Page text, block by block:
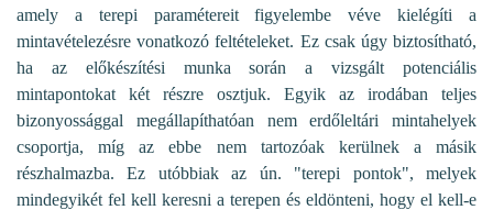
amely a terepi paramétereit figyelembe véve kielégíti a
mintavételezésre vonatkozó feltételeket. Ez csak úgy biztosítható,
ha az előkészítési munka során a vizsgált potenciális
mintapontokat két részre osztjuk. Egyik az irodában teljes
bizonyossággal megállapíthatóan nem erdőleltári mintahelyek
csoportja, míg az ebbe nem tartozóak kerülnek a másik
részhalmazba. Ez utóbbiak az ún. "terepi pontok", melyek
mindegyikét fel kell keresni a terepen és eldönteni, hogy el kell-e